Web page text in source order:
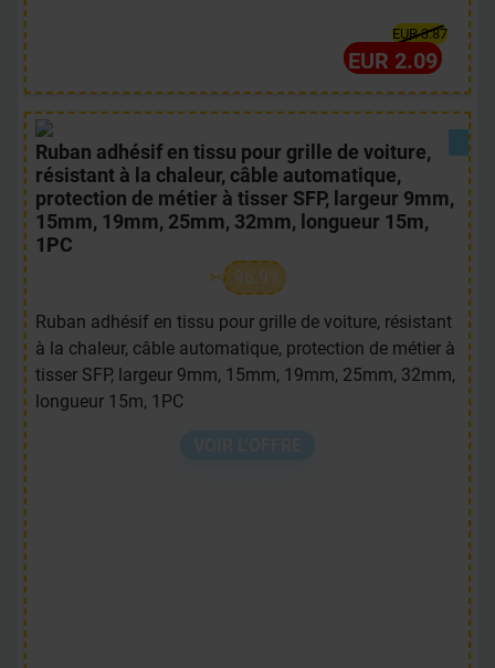
EUR 3.87
EUR 2.09
Ruban adhésif en tissu pour grille de voiture,
résistant à la chaleur, câble automatique,
protection de métier à tisser SFP, largeur 9mm,
15mm, 19mm, 25mm, 32mm, longueur 15m,
1PC
96.9%
Ruban adhésif en tissu pour grille de voiture, résistant
à la chaleur, câble automatique, protection de métier à
tisser SFP, largeur 9mm, 15mm, 19mm, 25mm, 32mm,
longueur 15m, 1PC